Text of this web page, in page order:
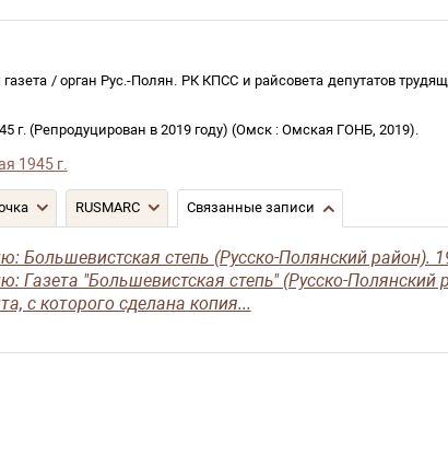
: газета / орган Рус.-Полян. РК КПСС и райсовета депутатов
г. (Репродуцирован в 2019 году) (Омск : Омская ГОНБ, 2019).
1945 г.
RUSMARC Связанные записи
Большевистская степь (Русско-Полянский район).
Газета "Большевистская степь" (Русско-Полянский
с которого сделана копия...